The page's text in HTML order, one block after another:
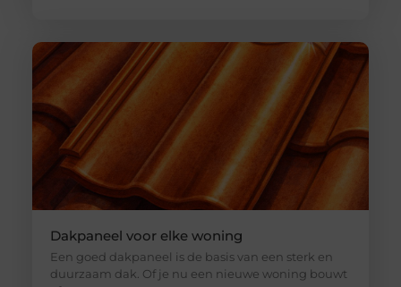
Dakpaneel voor elke woning
Een goed dakpaneel is de basis van een sterk en
duurzaam dak. Of je nu een nieuwe woning bouwt